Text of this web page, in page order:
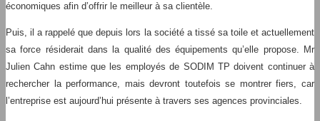
économiques afin d’offrir le meilleur à sa clientèle.
Puis, il a rappelé que depuis lors la société a tissé sa toile et actuellement
sa force résiderait dans la qualité des équipements qu’elle propose. Mr
Julien Cahn estime que les employés de SODIM TP doivent continuer à
rechercher la performance, mais devront toutefois se montrer fiers, car
l’entreprise est aujourd’hui présente à travers ses agences provinciales.